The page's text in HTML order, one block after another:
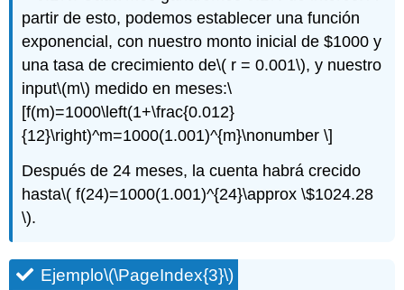
partir de esto, podemos establecer una función
exponencial, con nuestro monto inicial de $1000 y
una tasa de crecimiento de\( r = 0.001\), y nuestro
input\(m\) medido en meses:\
[f(m)=1000\left(1+\frac{0.012}
{12}\right)^m=1000(1.001)^{m}\nonumber \]
Después de 24 meses, la cuenta habrá crecido
hasta\( f(24)=1000(1.001)^{24}\approx \$1024.28
\).
Ejemplo\(\PageIndex{3}\)